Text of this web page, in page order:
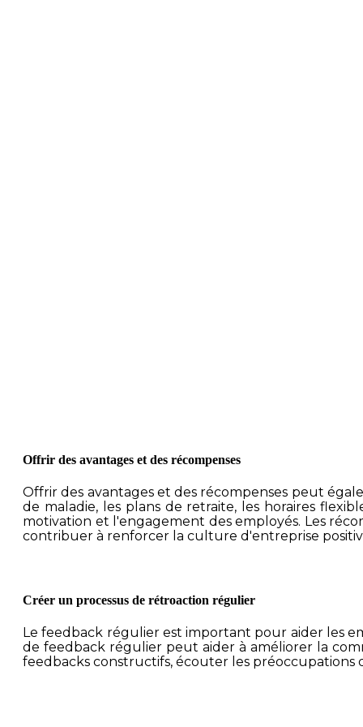
Offrir des avantages et des récompenses
Offrir des avantages et des récompenses peut
de maladie, les plans de retraite, les horaires
motivation et l'engagement des employés. Les
contribuer à renforcer la culture d'entreprise
Créer un processus de rétroaction régulier
Le feedback régulier est important pour aider les
de feedback régulier peut aider à améliorer la
feedbacks constructifs, écouter les préoccupations